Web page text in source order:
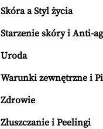
Skóra a Styl życia
Starzenie skóry i Anti-
Uroda
Warunki zewnętrzne i
Zdrowie
Złuszczanie i Peelingi